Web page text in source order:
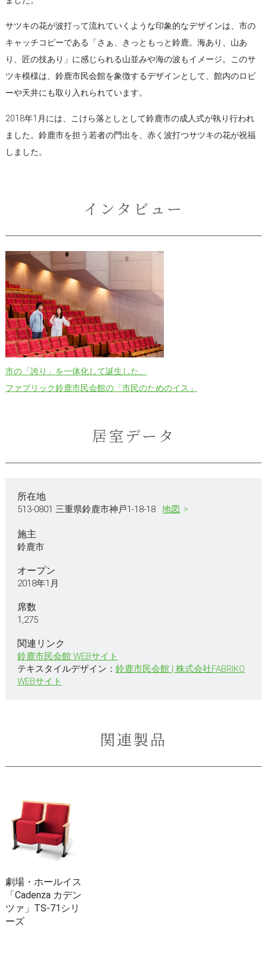
サツキの花が波打って流れていくような印象的なデザインは、市の
キャッチコピーである「さぁ、きっともっと鈴鹿。海あり、山あ
り、匠の技あり」に感じられる山並みや海の波もイメージ。このサ
ツキ模様は、鈴鹿市民会館を象徴するデザインとして、館内のロビ
ーや天井にも取り入れられています。
2018年1月には、こけら落としとして鈴鹿市の成人式が執り行われ
ました。鈴鹿市を担う若者の門出を、赤く波打つサツキの花が祝福
しました。
インタビュー
市の「誇り」を一体化して誕生した、
ファブリック鈴鹿市民会館の「市民のためのイス」
居室データ
所在地
513-0801 三重県鈴鹿市神戸1-18-18 地図
施主
鈴鹿市
オープン
2018年1月
席数
1,275
関連リンク
鈴鹿市民会館 WEBサイト
テキスタイルデザイン： 鈴鹿市民会館 | 株式会社FABRIKO
WEBサイト
関連製品
劇場・ホールイス
「Cadenza カデン
ツァ」TS-71シリ
ーズ